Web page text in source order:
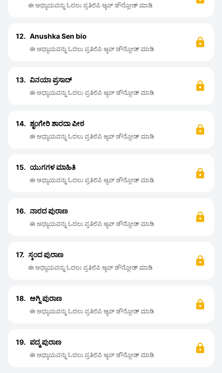
ಈ ಅಧ್ಯಾಯವನ್ನು ಓದಲು ಪ್ರತಿಲಿಪಿ ಆ್ಯಪ್ ಡೌನ್ಲೋಡ್ ಮಾಡಿ
12. Anushka Sen bio
ಈ ಅಧ್ಯಾಯವನ್ನು ಓದಲು ಪ್ರತಿಲಿಪಿ ಆ್ಯಪ್ ಡೌನ್ಲೋಡ್ ಮಾಡಿ
13. ವಿನಯಾ ಪ್ರಸಾದ್
ಈ ಅಧ್ಯಾಯವನ್ನು ಓದಲು ಪ್ರತಿಲಿಪಿ ಆ್ಯಪ್ ಡೌನ್ಲೋಡ್ ಮಾಡಿ
14. ಶೃಂಗೇರಿ ಶಾರದಾ ಪೀಠ
ಈ ಅಧ್ಯಾಯವನ್ನು ಓದಲು ಪ್ರತಿಲಿಪಿ ಆ್ಯಪ್ ಡೌನ್ಲೋಡ್ ಮಾಡಿ
15. ಯುಗಗಳ ಮಾಹಿತಿ
ಈ ಅಧ್ಯಾಯವನ್ನು ಓದಲು ಪ್ರತಿಲಿಪಿ ಆ್ಯಪ್ ಡೌನ್ಲೋಡ್ ಮಾಡಿ
16. ನಾರದ ಪುರಾಣ
ಈ ಅಧ್ಯಾಯವನ್ನು ಓದಲು ಪ್ರತಿಲಿಪಿ ಆ್ಯಪ್ ಡೌನ್ಲೋಡ್ ಮಾಡಿ
17. ಸ್ಕಂದ ಪುರಾಣ
ಈ ಅಧ್ಯಾಯವನ್ನು ಓದಲು ಪ್ರತಿಲಿಪಿ ಆ್ಯಪ್ ಡೌನ್ಲೋಡ್ ಮಾಡಿ
18. ಅಗ್ನಿ ಪುರಾಣ
ಈ ಅಧ್ಯಾಯವನ್ನು ಓದಲು ಪ್ರತಿಲಿಪಿ ಆ್ಯಪ್ ಡೌನ್ಲೋಡ್ ಮಾಡಿ
19. ಪದ್ಮ ಪುರಾಣ
ಈ ಅಧ್ಯಾಯವನ್ನು ಓದಲು ಪ್ರತಿಲಿಪಿ ಆ್ಯಪ್ ಡೌನ್ಲೋಡ್ ಮಾಡಿ